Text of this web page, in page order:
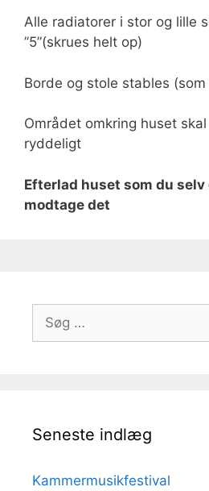
Alle radiatorer i stor og lille
”5”(skrues helt op)
Borde og stole stables
Området omkring huset
ryddeligt
Efterlad huset som du selv
modtage det
efter:
Seneste indlæg
Kammermusikfestival